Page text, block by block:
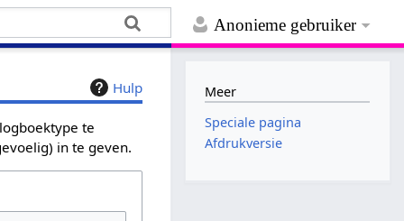
Anonieme gebruiker
Hulp
te
in te geven.
Meer
Speciale pagina
Afdrukversie